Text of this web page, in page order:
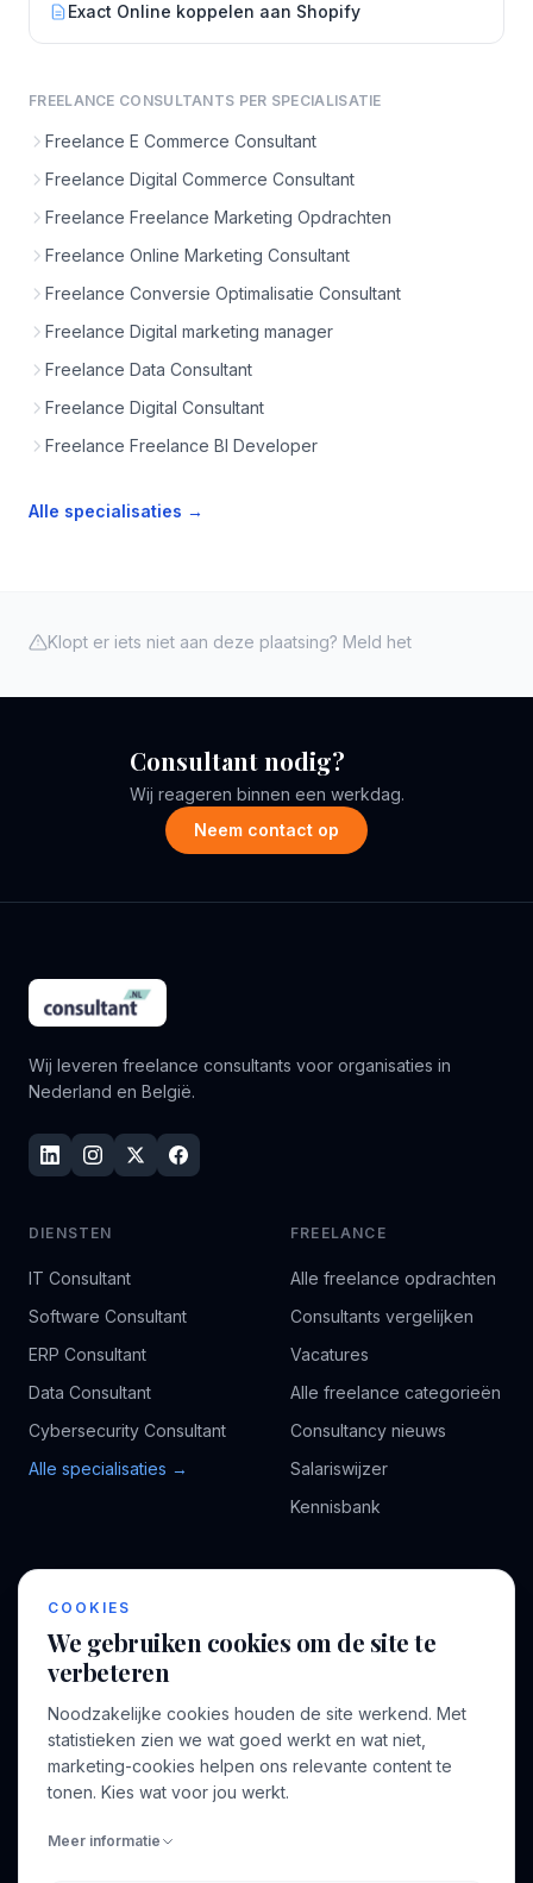
Exact Online koppelen aan Shopify
FREELANCE CONSULTANTS PER SPECIALISATIE
Freelance E Commerce Consultant
Freelance Digital Commerce Consultant
Freelance Freelance Marketing Opdrachten
Freelance Online Marketing Consultant
Freelance Conversie Optimalisatie Consultant
Freelance Digital marketing manager
Freelance Data Consultant
Freelance Digital Consultant
Freelance Freelance BI Developer
Alle specialisaties →
Klopt er iets niet aan deze plaatsing? Meld het
Consultant nodig?
Wij reageren binnen een werkdag.
Neem contact op
Wij leveren freelance consultants voor organisaties in
Nederland en België.
DIENSTEN
IT Consultant
Software Consultant
ERP Consultant
Data Consultant
Cybersecurity Consultant
Alle specialisaties →
FREELANCE
Alle freelance opdrachten
Consultants vergelijken
Vacatures
Alle freelance categorieën
Consultancy nieuws
Salariswijzer
Kennisbank
BEDRIJF
Bedrijven
Blog
Contact
VOOR CONSULTANTS
Inloggen
INFORMATIE
COOKIES
We gebruiken cookies om de site te
verbeteren
Noodzakelijke cookies houden de site werkend. Met
statistieken zien we wat goed werkt en wat niet,
marketing-cookies helpen ons relevante content te
tonen. Kies wat voor jou werkt.
Meer informatie